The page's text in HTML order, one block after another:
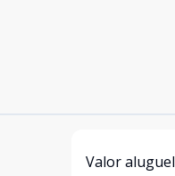
Valor aluguel